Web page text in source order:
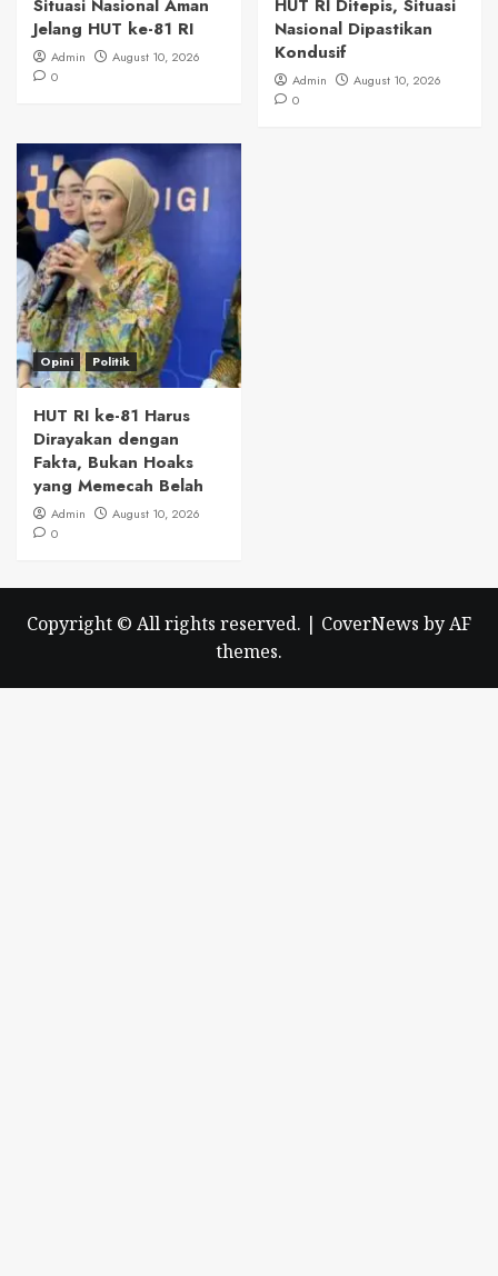
Situasi Nasional Aman
Jelang HUT ke-81 RI
Admin
August 10, 2026
0
HUT RI Ditepis, Situasi
Nasional Dipastikan
Kondusif
Admin
August 10, 2026
0
Opini Politik
HUT RI ke-81 Harus
Dirayakan dengan
Fakta, Bukan Hoaks
yang Memecah Belah
Admin
August 10, 2026
0
Copyright © All rights reserved. | CoverNews by AF
themes.